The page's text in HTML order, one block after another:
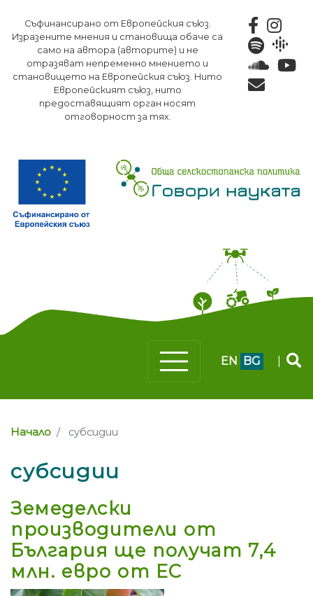
към
основното
съдържание
Съфинансирано от Европейския съюз.
Изразените мнения и становища обаче са
само на автора (авторите) и не
отразяват непременно мнението и
становището на Европейския съюз. Нито
Европейският съюз, нито
предоставящият орган носят
отговорност за тях.
EN BG
Начало субсидии
субсидии
Земеделски
производители от
България ще получат 7,4
млн. евро от ЕС